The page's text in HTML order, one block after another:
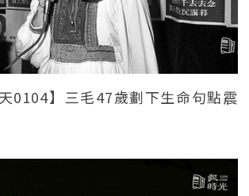
0104】三毛47歲劃下生命句點震